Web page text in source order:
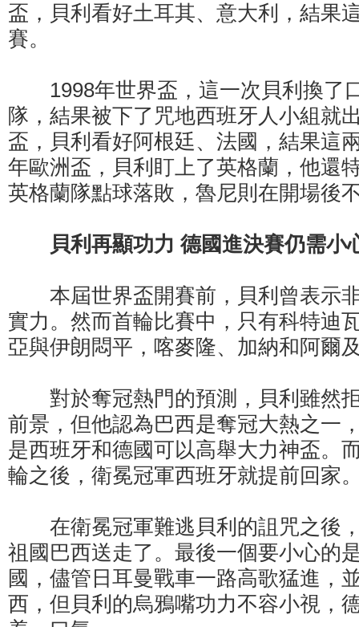
盃，貝利看好土耳其、意大利，結果
賽。
1998年世界盃，這一次貝利換了
隊，結果被下了咒地西班牙人小組就
盃，貝利看好阿根廷、法國，結果這
年歐洲盃，貝利盯上了英格蘭，他還
英格蘭隊點球落敗，魯尼則在開場後
貝利再顯功力 德國進決賽仍需小
本屆世界盃開賽前，貝利曾表示
實力。然而首輪比賽中，只有科特迪
亞與伊朗悶平，喀麥隆、加納和阿爾
對於奪冠熱門的預測，貝利雖然
前景，但他認為巴西是奪冠大熱之一
是西班牙和德國可以高舉大力神盃。
輪之後，衛冕冠軍西班牙就提前回家
在衛冕冠軍難逃貝利的詛咒之後，
祖國巴西送走了。最後一個要小心的
國，儘管日耳曼戰車一路高歌猛進，
西，但貝利的烏鴉嘴功力不容小視，